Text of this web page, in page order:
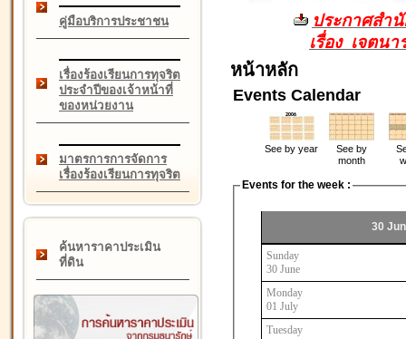
คู่มือบริการประชาชน
เรื่องร้องเรียนการทุจริต
ประจำปีของเจ้าหน้าที่
ของหน่วยงาน
มาตรการการจัดการ
เรื่องร้องเรียนการทุจริต
ค้นหาราคาประเมิน
ที่ดิน
ประกาศสำ
เรื่อง เจตน
หน้าหลัก
Events Calendar
See by year
See by
month
Events for the week :
30
Sunday
30 June
Monday
01 July
Tuesday